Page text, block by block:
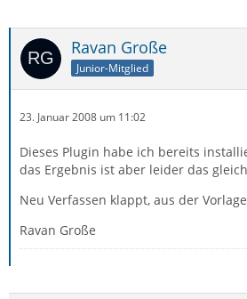
Ravan Große
Junior-Mitglied
23. Januar 2008 um 11:02
Dieses Plugin habe ich bereits
das Ergebnis ist aber leider das
Neu Verfassen klappt, aus der
Ravan Große